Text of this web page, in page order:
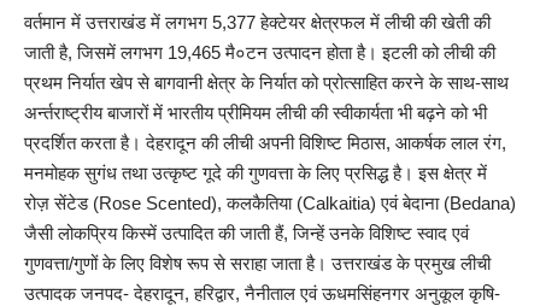
वर्तमान में उत्तराखंड में लगभग 5,377 हेक्टेयर क्षेत्रफल में लीची की खेती की
जाती है, जिसमें लगभग 19,465 मै०टन उत्पादन होता है। इटली को लीची की
प्रथम निर्यात खेप से बागवानी क्षेत्र के निर्यात को प्रोत्साहित करने के साथ-साथ
अर्न्तराष्ट्रीय बाजारों में भारतीय प्रीमियम लीची की स्वीकार्यता भी बढ़ने को भी
प्रदर्शित करता है। देहरादून की लीची अपनी विशिष्ट मिठास, आकर्षक लाल रंग,
मनमोहक सुगंध तथा उत्कृष्ट गूदे की गुणवत्ता के लिए प्रसिद्ध है। इस क्षेत्र में
रोज़ सेंटेड (Rose Scented), कलकैतिया (Calkaitia) एवं बेदाना (Bedana)
जैसी लोकप्रिय किस्में उत्पादित की जाती हैं, जिन्हें उनके विशिष्ट स्वाद एवं
गुणवत्ता/गुणों के लिए विशेष रूप से सराहा जाता है। उत्तराखंड के प्रमुख लीची
उत्पादक जनपद- देहरादून, हरिद्वार, नैनीताल एवं ऊधमसिंहनगर अनुकूल कृषि-